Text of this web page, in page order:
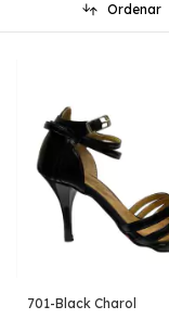
Ordenar
701-Black Charol